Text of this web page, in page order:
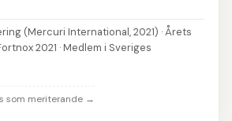
(Mercuri International, 2021) · Årets
2021 · Medlem i Sveriges
som meriterande →